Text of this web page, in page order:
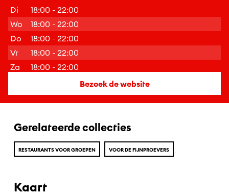
Di
18:00 - 22:00
Wo
18:00 - 22:00
Do
18:00 - 22:00
Vr
18:00 - 22:00
Za
18:00 - 22:00
Bezoek de website
Gerelateerde collecties
RESTAURANTS VOOR GROEPEN VOOR DE FIJNPROEVERS
Kaart